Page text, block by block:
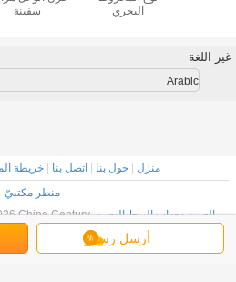
سفينة
البحري
أرسل رسالة
غير اللغة
Arabic
منزل |حول بنا |اتصل بنا |خريطة
منظر مكتبيّ
الصين معدات الربط البحري supplier.China Century
Equipment Co Ltd.
Developed byECER